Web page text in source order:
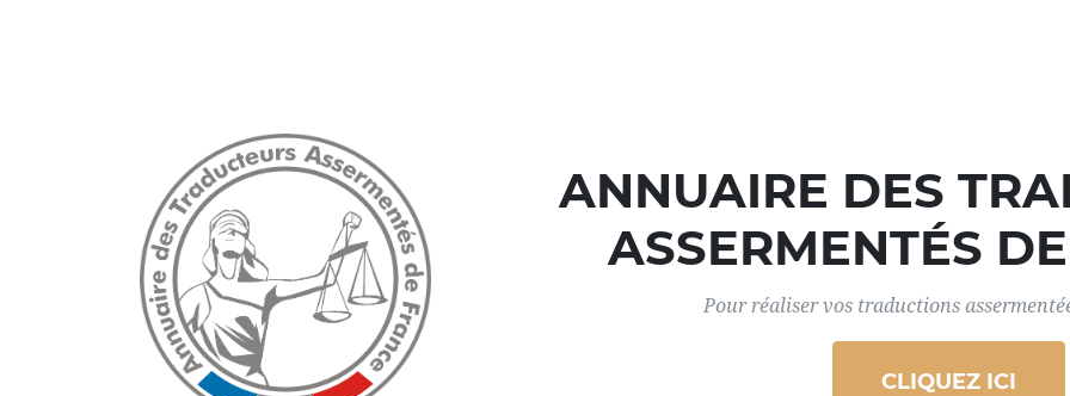
ANNUAIRE DES
ASSERMENTÉS
Pour réaliser vos traductions
CLIQUEZ ICI